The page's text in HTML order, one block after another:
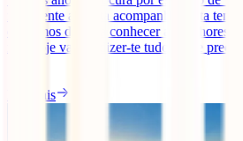
felizmente a oferta acompanhou esta
queremos dar-te a conhecer as melhores
isso hoje vamos dizer-te tudo o que
Ler mais